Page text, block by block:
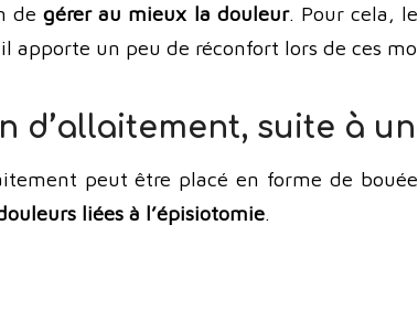
degérer au mieux la douleur. Pour cela,
il apporte un peu de réconfort lors de ces
d’allaitement, suite à
peut être placé en forme de
liées à l’épisiotomie.